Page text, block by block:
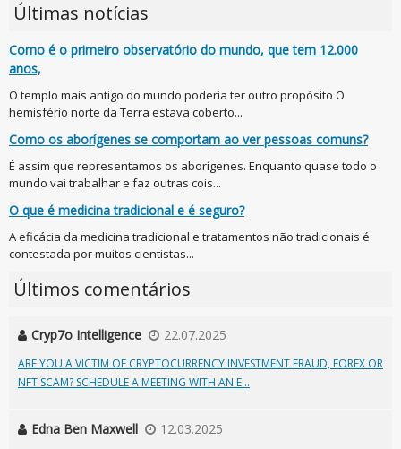
Últimas notícias
Como é o primeiro observatório do mundo, que tem 12.000
anos,
O templo mais antigo do mundo poderia ter outro propósito O
hemisfério norte da Terra estava coberto...
Como os aborígenes se comportam ao ver pessoas comuns?
É assim que representamos os aborígenes. Enquanto quase todo o
mundo vai trabalhar e faz outras cois...
O que é medicina tradicional e é seguro?
A eficácia da medicina tradicional e tratamentos não tradicionais é
contestada por muitos cientistas...
Últimos comentários
Cryp7o Intelligence 22.07.2025
ARE YOU A VICTIM OF CRYPTOCURRENCY INVESTMENT FRAUD, FOREX OR
NFT SCAM? SCHEDULE A MEETING WITH AN E...
Edna Ben Maxwell 12.03.2025